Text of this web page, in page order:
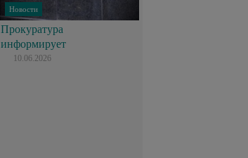
Новости
Прокуратура
информирует
10.06.2026